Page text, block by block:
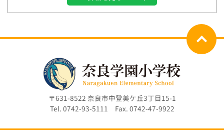
〒631-8522 奈良市中登美ケ丘3丁目15-1
Tel. 0742-93-5111 Fax. 0742-47-9922